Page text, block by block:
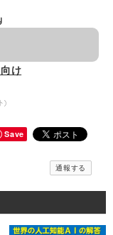
け
)
Save
通報する